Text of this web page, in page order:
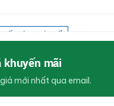
Kiến Thức Chuyển
Nhà
nhà Huyện Bình Chánh
mãi
mới nhất qua email.